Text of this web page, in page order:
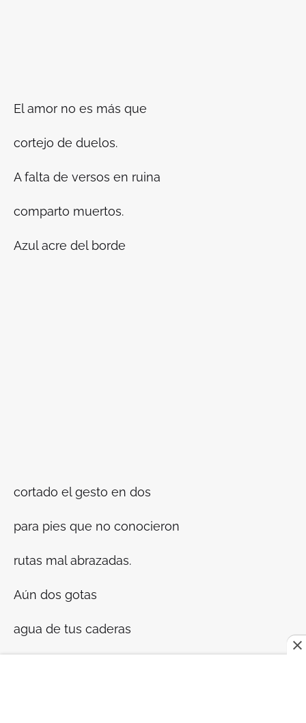
El amor no es más que
cortejo de duelos.
A falta de versos en ruina
comparto muertos.
Azul acre del borde
cortado el gesto en dos
para pies que no conocieron
rutas mal abrazadas.
Aún dos gotas
agua de tus caderas